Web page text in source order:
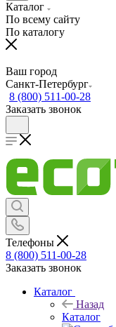
Каталог
По всему сайту
По каталогу
Ваш город
Санкт-Петербург
8 (800) 511-00-28
Заказать звонок
Телефоны
8 (800) 511-00-28
Заказать звонок
Каталог
Назад
Каталог